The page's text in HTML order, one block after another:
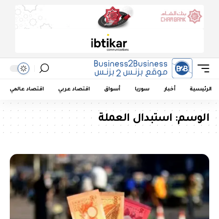
الرئيسية أخبار سوريا أسواق اقتصاد عربي اقتصاد عالمي
الوسم:استبدال العملة